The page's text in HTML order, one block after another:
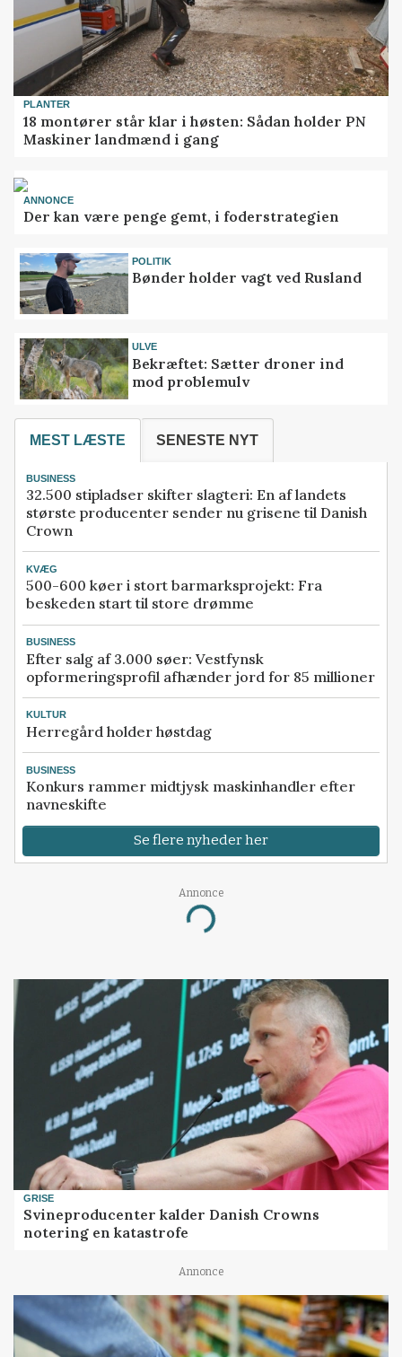
PLANTER
18 montører står klar i høsten: Sådan holder PN
Maskiner landmænd i gang
ANNONCE
Der kan være penge gemt, i foderstrategien
POLITIK
Bønder holder vagt ved Rusland
ULVE
Bekræftet: Sætter droner ind
mod problemulv
MEST LÆSTE SENESTE NYT
BUSINESS
32.500 stipladser skifter slagteri: En af landets
største producenter sender nu grisene til Danish
Crown
KVÆG
500-600 køer i stort barmarksprojekt: Fra
beskeden start til store drømme
BUSINESS
Efter salg af 3.000 søer: Vestfynsk
opformeringsprofil afhænder jord for 85 millioner
KULTUR
Herregård holder høstdag
BUSINESS
Konkurs rammer midtjysk maskinhandler efter
navneskifte
Se flere nyheder her
Annonce
Loading...
GRISE
Svineproducenter kalder Danish Crowns
notering en katastrofe
Annonce